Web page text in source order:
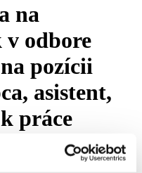
na
v odbore
pozícii
asistent,
práce
Obchod a predaj